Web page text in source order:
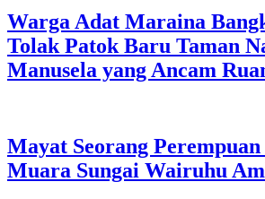
Warga Adat Maraina
Tolak Patok Baru Taman
Manusela yang Ancam
Mayat Seorang
Muara Sungai Wairuhu